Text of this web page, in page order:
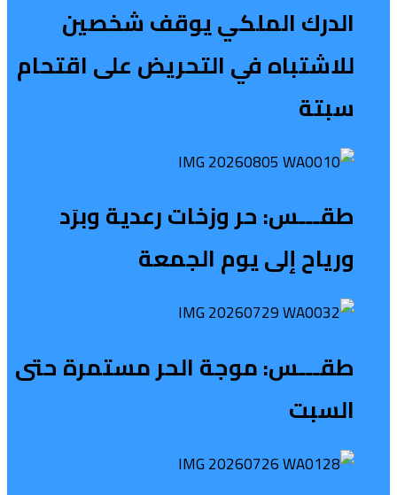
الدرك الملكي يوقف شخصين
للاشتباه في التحريض على اقتحام
سبتة
طقـــس: حر وزخات رعدية وبرَد
ورياح إلى يوم الجمعة
طقـــس: موجة الحر مستمرة حتى
السبت